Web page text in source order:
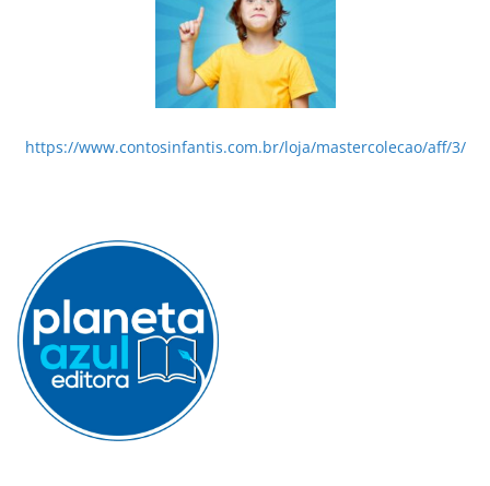
https://www.contosinfantis.com.br/loja/mastercolecao/aff/3/